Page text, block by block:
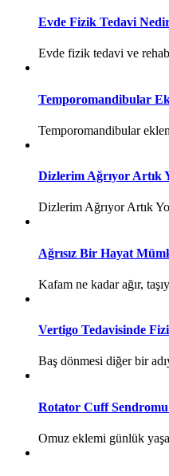
Evde Fizik Tedavi
Evde fizik tedavi ve
Temporomandibular
Temporomandibular
Dizlerim Ağrıyor Artık
Dizlerim Ağrıyor Artık
Ağrısız Bir Hayat
Kafam ne kadar ağır,
Vertigo Tedavisinde
Baş dönmesi diğer bir
Rotator Cuff Sendromu
Omuz eklemi günlük